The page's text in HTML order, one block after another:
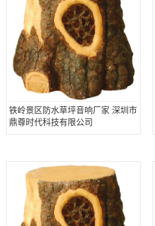
铁岭景区防水草坪音响厂家 深圳市
鼎尊时代科技有限公司